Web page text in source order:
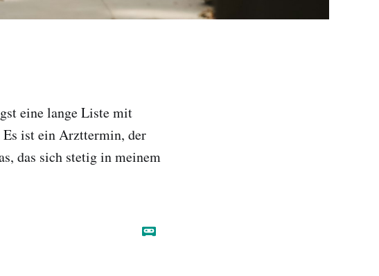
eine lange Liste mit
ist ein Arzttermin, der
das sich stetig in meinem